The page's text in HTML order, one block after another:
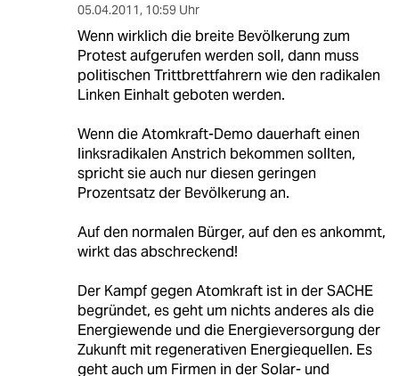
05.04.2011, 10:59 Uhr
Wenn wirklich die breite Bevölkerung zum
Protest aufgerufen werden soll, dann muss
politischen Trittbrettfahrern wie den radikalen
Linken Einhalt geboten werden.
Wenn die Atomkraft-Demo dauerhaft einen
linksradikalen Anstrich bekommen sollten,
spricht sie auch nur diesen geringen
Prozentsatz der Bevölkerung an.
Auf den normalen Bürger, auf den es ankommt,
wirkt das abschreckend!
Der Kampf gegen Atomkraft ist in der SACHE
begründet, es geht um nichts anderes als die
Energiewende und die Energieversorgung der
Zukunft mit regenerativen Energiequellen. Es
geht auch um Firmen in der Solar- und